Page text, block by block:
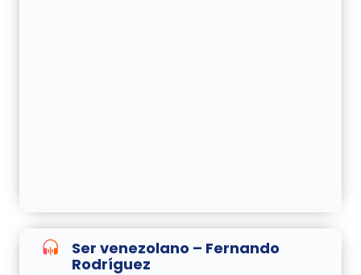
Ser venezolano – Fernando
Rodríguez